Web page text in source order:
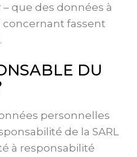
que des données à
concernant fassent
DU
personnelles
de la SARL
à responsabilité